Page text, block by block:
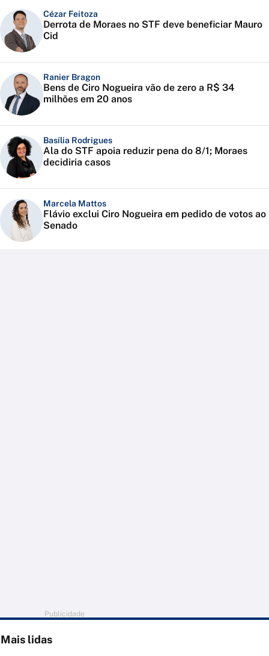
Cézar Feitoza
Derrota de Moraes no STF deve beneficiar Mauro
Cid
Ranier Bragon
Bens de Ciro Nogueira vão de zero a R$ 34
milhões em 20 anos
Basília Rodrigues
Ala do STF apoia reduzir pena do 8/1; Moraes
decidiria casos
Marcela Mattos
Flávio exclui Ciro Nogueira em pedido de votos ao
Senado
Publicidade
Mais lidas